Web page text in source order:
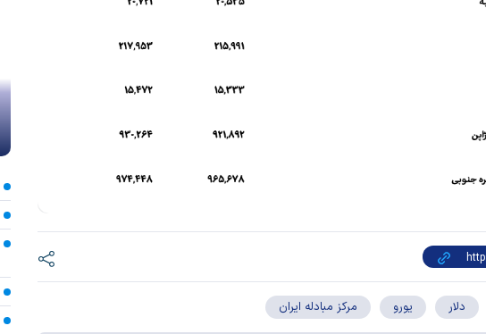
دلار یورو مرکز مبادله ایران